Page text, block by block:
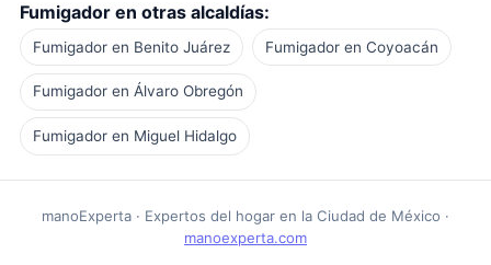
Fumigador en otras alcaldías:
Fumigador en Benito Juárez Fumigador en Coyoacán
Fumigador en Álvaro Obregón
Fumigador en Miguel Hidalgo
manoExperta · Expertos del hogar en la Ciudad de México ·
manoexperta.com